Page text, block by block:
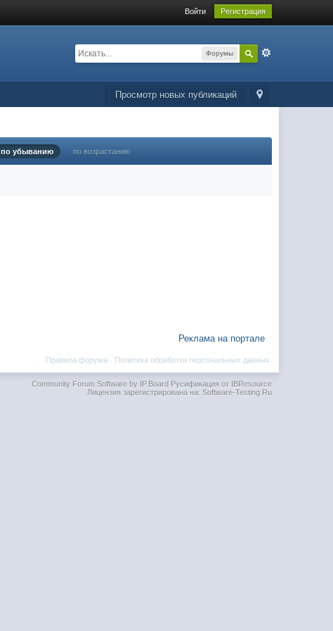
Войти Регистрация
Форумы
Просмотр новых публикаций
по убыванию по возрастанию
Реклама на портале
Политика обработки персональных данных
Правила форума ·
Community Forum Software by IP.BoardРусификация от IBResource
Лицензия зарегистрирована на: Software-Testing.Ru